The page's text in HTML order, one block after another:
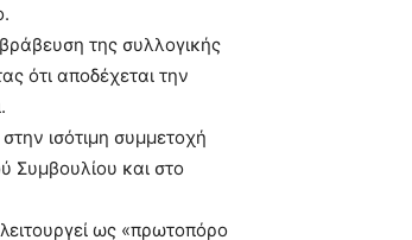
της συλλογικής
ότι αποδέχεται την
ισότιμη συμμετοχή
Συμβουλίου και στο
ως «πρωτοπόρο